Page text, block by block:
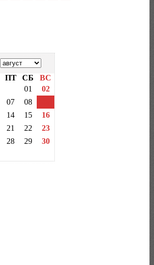
ПТ СБ
ВС
01
02
07 08
14 15
16
21 22
23
28 29
30